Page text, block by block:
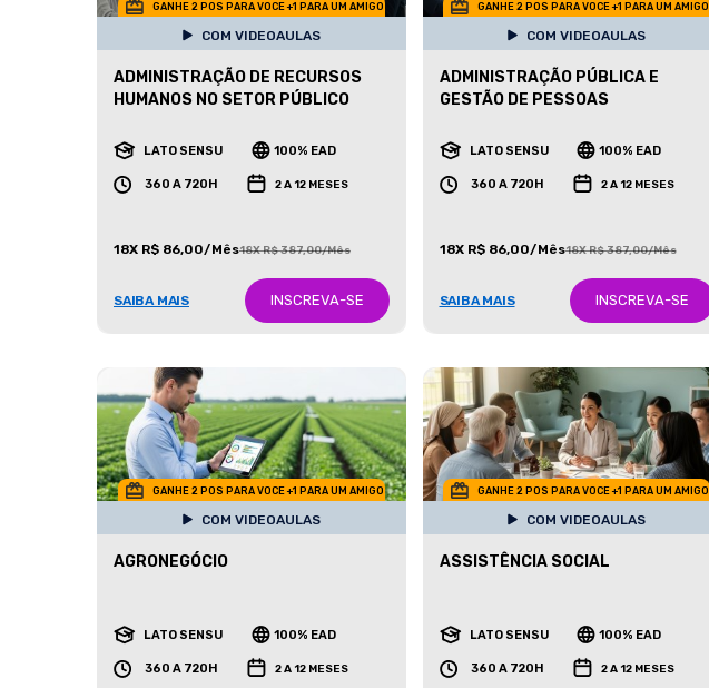
GANHE 2 POS PARA VOCE +1 PARA UM AMIGO
COM VIDEOAULAS
ADMINISTRAÇÃO DE RECURSOS
HUMANOS NO SETOR PÚBLICO
LATO SENSU 100% EAD
360 A 720H 2 A 12 MESES
18X R$ 86,00/Mês18X R$ 387,00/Mês
SAIBA MAIS INSCREVA-SE
GANHE 2 POS PARA VOCE +1 PARA UM AMIGO
COM VIDEOAULAS
ADMINISTRAÇÃO PÚBLICA E
GESTÃO DE PESSOAS
LATO SENSU 100% EAD
360 A 720H 2 A 12 MESES
18X R$ 86,00/Mês18X R$ 387,00/Mês
SAIBA MAIS INSCREVA-SE
GANHE 2 POS PARA VOCE +1 PARA UM AMIGO
COM VIDEOAULAS
AGRONEGÓCIO
LATO SENSU 100% EAD
360 A 720H 2 A 12 MESES
GANHE 2 POS PARA VOCE +1 PARA UM AMIGO
COM VIDEOAULAS
ASSISTÊNCIA SOCIAL
LATO SENSU 100% EAD
360 A 720H 2 A 12 MESES